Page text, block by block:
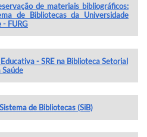
de materiais bibliográficos:
de Bibliotecas da Universidade
- FURG
- SRE na Biblioteca Setorial
de Bibliotecas (SiB)